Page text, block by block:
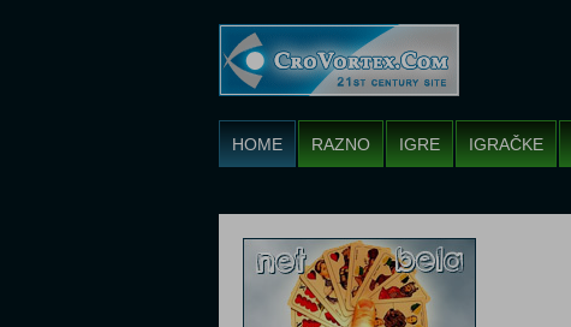
HOME RAZNO IGRE IGRAČKE